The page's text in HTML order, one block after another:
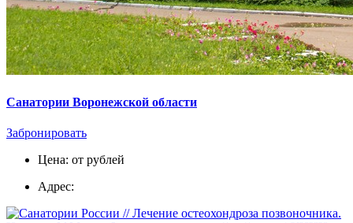
Санатории Воронежской области
Забронировать
Цена: от рублей
Адрес: